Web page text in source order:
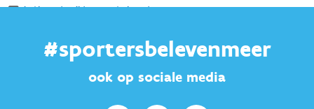
#sportersbelevenmeer
ook op sociale media